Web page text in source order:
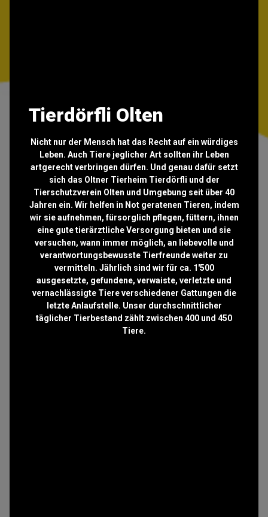
Tierdörfli Olten
Nicht nur der Mensch hat das Recht auf ein würdiges
Leben. Auch Tiere jeglicher Art sollten ihr Leben
artgerecht verbringen dürfen. Und genau dafür setzt
sich das Oltner Tierheim Tierdörfli und der
Tierschutzverein Olten und Umgebung seit über 40
Jahren ein. Wir helfen in Not geratenen Tieren, indem
wir sie aufnehmen, fürsorglich pflegen, füttern, ihnen
eine gute tierärztliche Versorgung bieten und sie
versuchen, wann immer möglich, an liebevolle und
verantwortungsbewusste Tierfreunde weiter zu
vermitteln. Jährlich sind wir für ca. 1'500
ausgesetzte, gefundene, verwaiste, verletzte und
vernachlässigte Tiere verschiedener Gattungen die
letzte Anlaufstelle. Unser durchschnittlicher
täglicher Tierbestand zählt zwischen 400 und 450
Tiere.